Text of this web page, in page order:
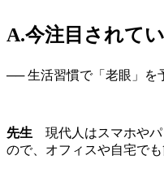
A.今注目されて
── 生活習慣で「老眼」を
先生 現代人はスマホやパ
ので、オフィスや自宅で